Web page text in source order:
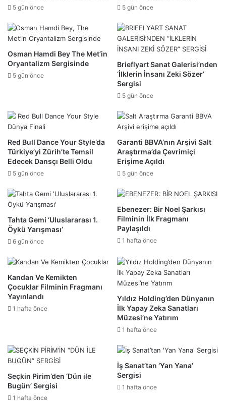
5 gün önce 5 gün önce
Osman Hamdi Bey The Met’in
Oryantalizm Sergisinde
5 gün önce
Brieflyart Sanat Galerisi’nden
‘İlklerin İnsanı Zeki Sözer’
Sergisi
5 gün önce
Red Bull Dance Your Style’da
Türkiye’yi Zürih’te Temsil
Edecek Dansçı Belli Oldu
5 gün önce
Garanti BBVA’nın Arşivi Salt
Araştırma’da Çevrimiçi
Erişime Açıldı
5 gün önce
Tahta Gemi ‘Uluslararası 1.
Öykü Yarışması’
6 gün önce
Ebenezer: Bir Noel Şarkısı
Filminin İlk Fragmanı
Paylaşıldı
1 hafta önce
Kandan Ve Kemikten
Çocuklar Filminin Fragmanı
Yayınlandı
1 hafta önce
Yıldız Holding’den Dünyanın
İlk Yapay Zeka Sanatları
Müzesi’ne Yatırım
1 hafta önce
Seçkin Pirim’den ‘Dün ile
Bugün’ Sergisi
1 hafta önce
İş Sanat’tan ‘Yan Yana’
Sergisi
1 hafta önce